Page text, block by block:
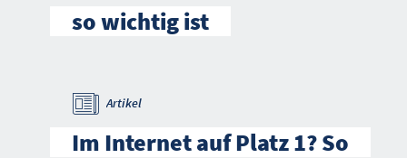
so wichtig ist
Artikel
Im Internet auf Platz 1? So